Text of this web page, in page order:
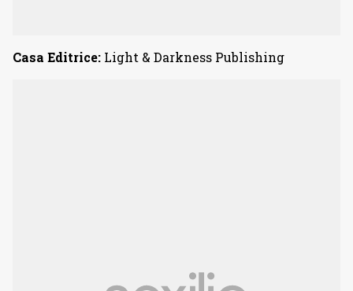
Casa Editrice: Light & Darkness Publishing